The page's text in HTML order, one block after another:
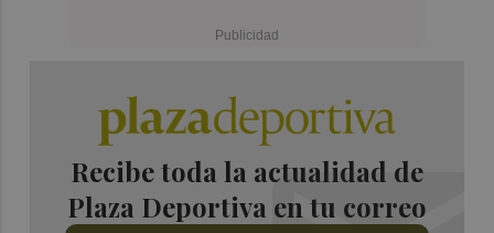
Recibe toda la actualidad de
Plaza Deportiva en tu correo